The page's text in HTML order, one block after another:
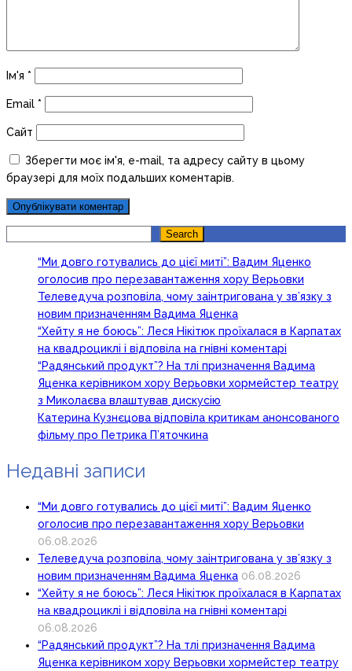
Ім'я *
Email *
Сайт
Зберегти моє ім'я, e-mail, та адресу сайту в цьому
браузері для моїх подальших коментарів.
Search
“Ми довго готувались до цієї миті”: Вадим Яценко
оголосив про перезавантаження хору Верьовки
Телеведуча розповіла, чому заінтригована у зв’язку з
новим призначенням Вадима Яценка
“Хейту я не боюсь”: Леся Нікітюк проїхалася в Карпатах
на квадроциклі і відповіла на гнівні коментарі
“Радянський продукт”? На тлі призначення Вадима
Яценка керівником хору Верьовки хормейстер театру
з Миколаєва влаштував дискусію
Катерина Кузнєцова відповіла критикам анонсованого
фільму про Петрика П’яточкина
Недавні записи
“Ми довго готувались до цієї миті”: Вадим Яценко
оголосив про перезавантаження хору Верьовки
06.08.2026
Телеведуча розповіла, чому заінтригована у зв’язку з
новим призначенням Вадима Яценка 06.08.2026
“Хейту я не боюсь”: Леся Нікітюк проїхалася в Карпатах
на квадроциклі і відповіла на гнівні коментарі
06.08.2026
“Радянський продукт”? На тлі призначення Вадима
Яценка керівником хору Верьовки хормейстер театру